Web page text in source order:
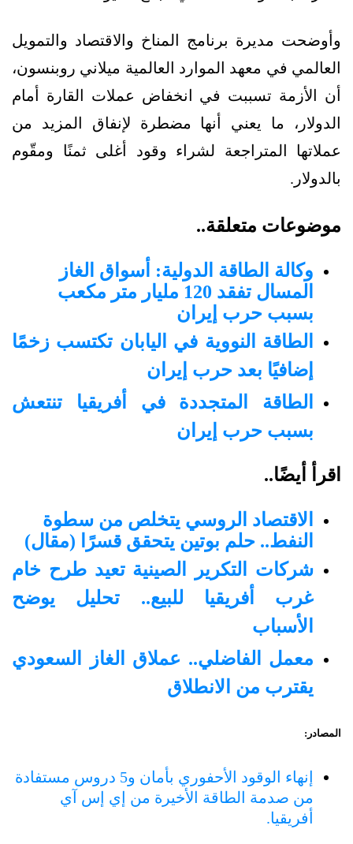
وأوضحت مديرة برنامج المناخ والاقتصاد والتمويل
العالمي في معهد الموارد العالمية ميلاني روبنسون،
أن الأزمة تسببت في انخفاض عملات القارة أمام
الدولار، ما يعني أنها مضطرة لإنفاق المزيد من
عملاتها المتراجعة لشراء وقود أغلى ثمنًا ومقّوم
بالدولار.
موضوعات متعلقة..
وكالة الطاقة الدولية: أسواق الغاز
المسال تفقد 120 مليار متر مكعب
بسبب حرب إيران
الطاقة النووية في اليابان تكتسب زخمًا
إضافيًا بعد حرب إيران
الطاقة المتجددة في أفريقيا تنتعش
بسبب حرب إيران
اقرأ أيضًا..
الاقتصاد الروسي يتخلص من سطوة
النفط.. حلم بوتين يتحقق قسرًا (مقال)
شركات التكرير الصينية تعيد طرح خام
غرب أفريقيا للبيع.. تحليل يوضح
الأسباب
معمل الفاضلي.. عملاق الغاز السعودي
يقترب من الانطلاق
المصادر:
إنهاء الوقود الأحفوري بأمان و5 دروس مستفادة
من صدمة الطاقة الأخيرة من إي إس آي
أفريقيا.